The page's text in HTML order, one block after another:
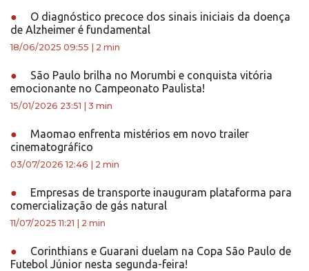
●
O diagnóstico precoce dos sinais iniciais da doença
de Alzheimer é fundamental
18/06/2025 09:55 2 min
●
São Paulo brilha no Morumbi e conquista vitória
emocionante no Campeonato Paulista!
15/01/2026 23:51 3 min
●
Maomao enfrenta mistérios em novo trailer
cinematográfico
03/07/2026 12:46 2 min
●
Empresas de transporte inauguram plataforma para
comercialização de gás natural
11/07/2025 11:21 2 min
●
Corinthians e Guarani duelam na Copa São Paulo de
Futebol Júnior nesta segunda-feira!